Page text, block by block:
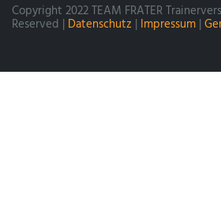
Copyright 2022 TEAM FRATER
Reserved | Datenschutz | Impressum |